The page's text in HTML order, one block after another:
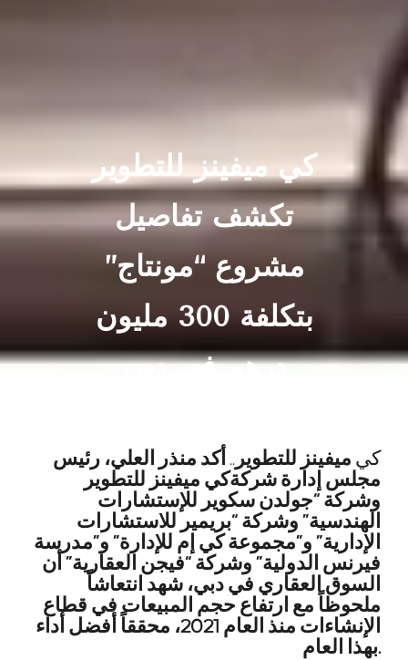
كي ميفينز للتطوير
تكشف تفاصيل
مشروع “مونتاج”
بتكلفة 300 مليون
درهم في دبي
كي ميفينز للتطوير .. أكد منذر العلي، رئيس
مجلس إدارة شركةكي ميفينز للتطوير
وشركة “جولدن سكوير للإستشارات
الهندسية” وشركة “بريمير للاستشارات
الإدارية” و”مجموعة كي إم للإدارة” و”مدرسة
فيرنس الدولية” وشركة “فيجن العقارية” أن
السوق العقاري في دبي، شهد انتعاشاً
ملحوظاً مع ارتفاع حجم المبيعات في قطاع
الإنشاءات منذ العام 2021، محققاً أفضل أداء
بهذا العام.